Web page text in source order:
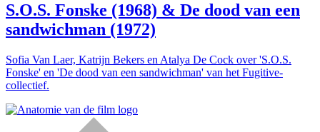
S.O.S. Fonske (1968) & De dood van een
sandwichman (1972)
Sofia Van Laer, Katrijn Bekers en Atalya De Cock over 'S.O.S.
Fonske' en 'De dood van een sandwichman' van het Fugitive-
collectief.